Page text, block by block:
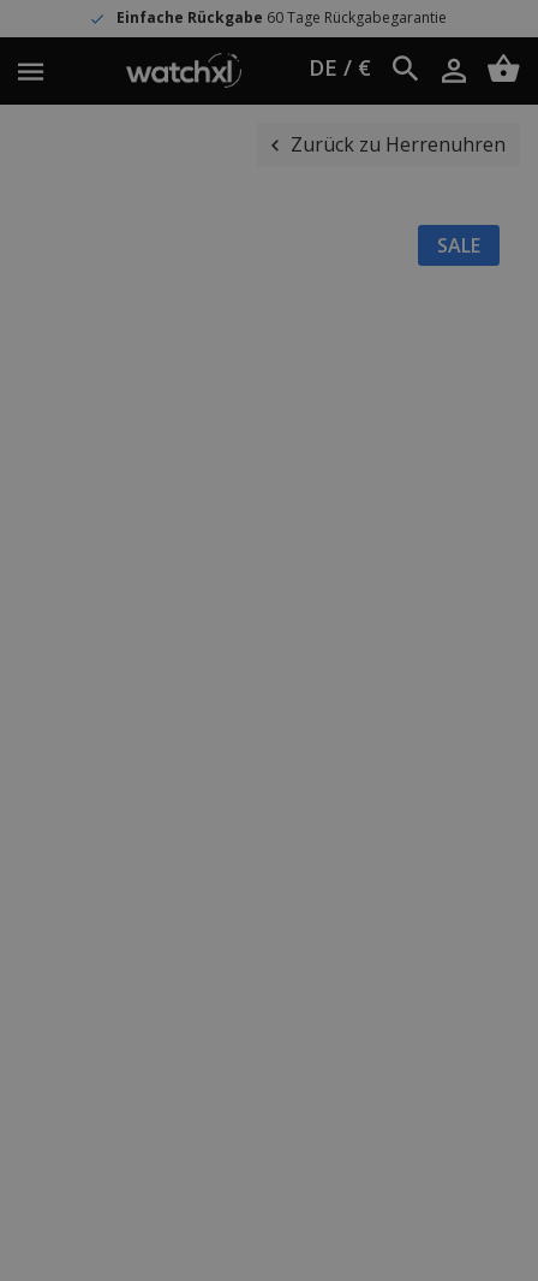
Einfache Rückgabe60 Tage Rückgabegarantie
DE / €
Zurück zu Herrenuhren
SALE